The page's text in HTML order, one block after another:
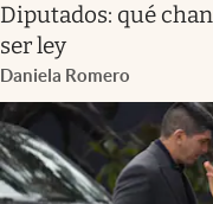
Diputados: qué
ser ley
Daniela Romero